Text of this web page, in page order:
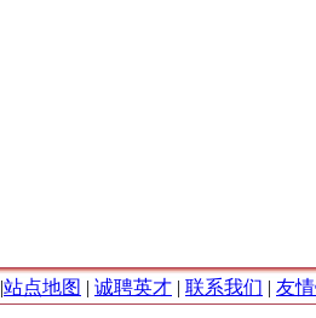
|站点地图 | 诚聘英才 | 联系我们 | 友